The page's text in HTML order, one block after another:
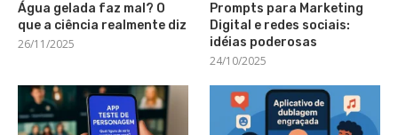
Água gelada faz mal? O
que a ciência realmente diz
26/11/2025
Prompts para Marketing
Digital e redes sociais:
idéias poderosas
24/10/2025